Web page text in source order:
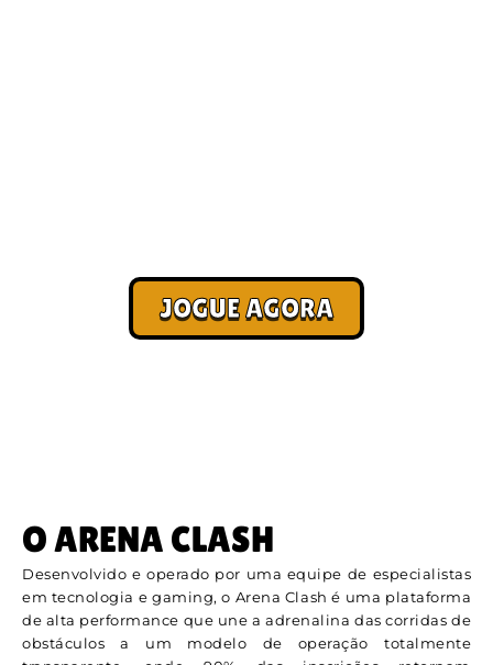
JOGUE AGORA
O ARENA CLASH
Desenvolvido e operado por uma equipe de especialistas
em tecnologia e gaming, o Arena Clash é uma plataforma
de alta performance que une a adrenalina das corridas de
obstáculos a um modelo de operação totalmente